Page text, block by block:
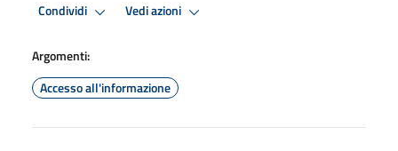
Condividi Vedi azioni
Argomenti:
Accesso all'informazione